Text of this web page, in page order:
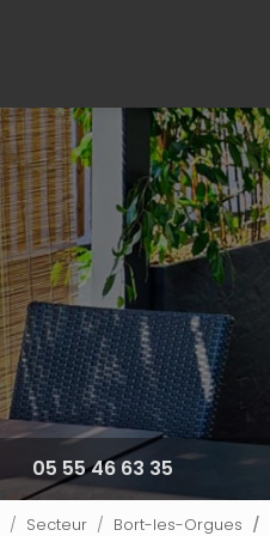
05 55 46 63 35
Secteur Bort-les-Orgues